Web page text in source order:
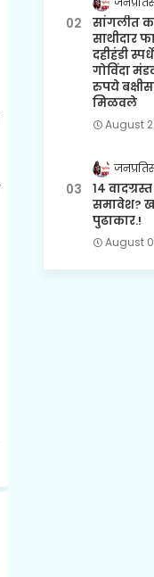
सांगलीत
साथीदार
दहीहंडी
गोविंदा
रुपये
मिळवले
August
१४
समावेश?
पुढाकार.!
August